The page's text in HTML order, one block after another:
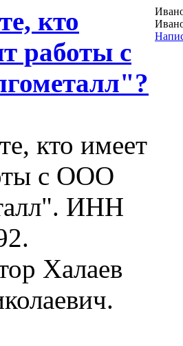
кто
работы с
кто имеет
с ООО
ИНН
Халаев